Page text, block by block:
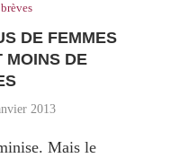
DE FEMMES
DE
2013
Mais le